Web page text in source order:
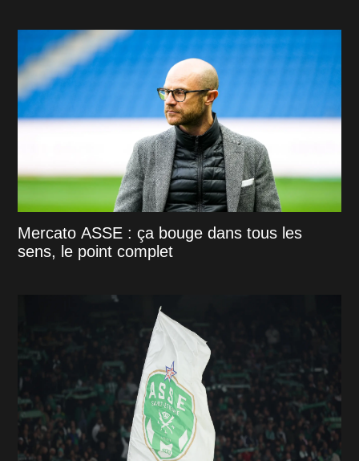
Mercato ASSE : ça bouge dans tous les
sens, le point complet